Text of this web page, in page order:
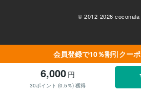
会員登録で10％割引クー
6,000 円
30ポイント (0.5％) 獲得